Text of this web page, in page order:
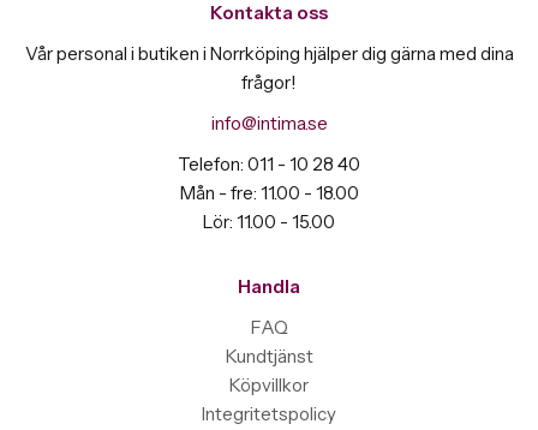
Kontakta oss
Vår personal i butiken i Norrköping hjälper dig gärna med dina
frågor!
info@intima.se
Telefon: 011 - 10 28 40
Mån - fre: 11.00 - 18.00
Lör: 11.00 - 15.00
Handla
FAQ
Kundtjänst
Köpvillkor
Integritetspolicy